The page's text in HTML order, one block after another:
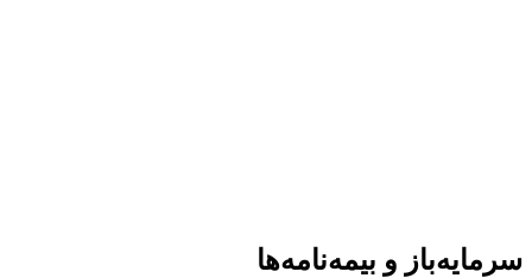
سرمایه‌باز و بیمه‌نامه‌ها